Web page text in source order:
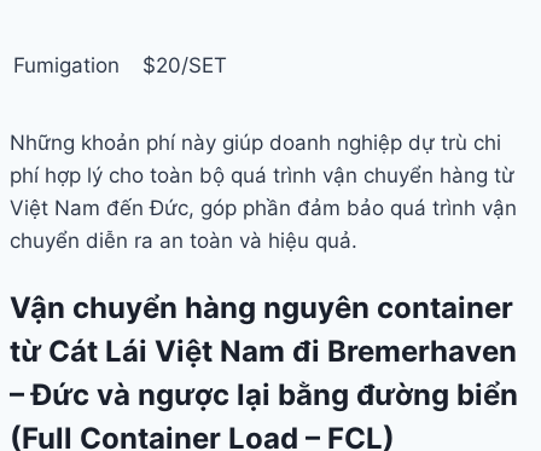
Fumigation $20/SET
Những khoản phí này giúp doanh nghiệp dự trù chi
phí hợp lý cho toàn bộ quá trình vận chuyển hàng từ
Việt Nam đến Đức, góp phần đảm bảo quá trình vận
chuyển diễn ra an toàn và hiệu quả.
Vận chuyển hàng nguyên container
từ Cát Lái Việt Nam đi Bremerhaven
– Đức và ngược lại bằng đường biển
(Full Container Load – FCL)